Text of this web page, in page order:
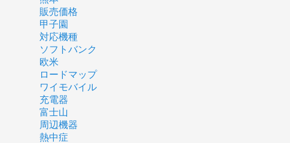
販売価格
甲子園
対応機種
ソフトバンク
欧米
ロードマップ
ワイモバイル
充電器
富士山
周辺機器
熱中症